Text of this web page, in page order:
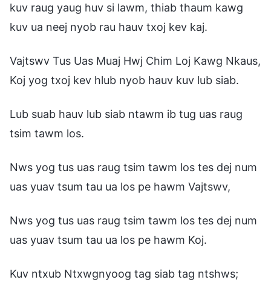
kuv raug yaug huv si lawm, thiab thaum kawg
kuv ua neej nyob rau hauv txoj kev kaj.
Vajtswv Tus Uas Muaj Hwj Chim Loj Kawg Nkaus,
Koj yog txoj kev hlub nyob hauv kuv lub siab.
Lub suab hauv lub siab ntawm ib tug uas raug
tsim tawm los.
Nws yog tus uas raug tsim tawm los tes dej num
uas yuav tsum tau ua los pe hawm Vajtswv,
Nws yog tus uas raug tsim tawm los tes dej num
uas yuav tsum tau ua los pe hawm Koj.
Kuv ntxub Ntxwgnyoog tag siab tag ntshws;